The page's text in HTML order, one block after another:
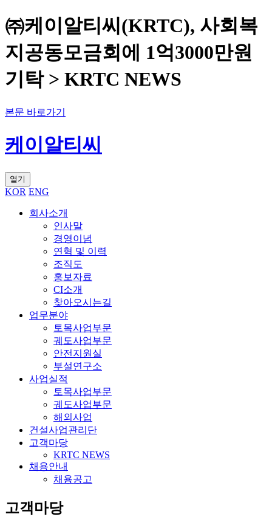
㈜케이알티씨(KRTC), 사회복
지공동모금회에 1억3000만원
기탁 > KRTC NEWS
본문 바로가기
케이알티씨
열기
KOR ENG
회사소개
인사말
경영이념
연혁 및 이력
조직도
홍보자료
CI소개
찾아오시는길
업무분야
토목사업부문
궤도사업부문
안전지원실
부설연구소
사업실적
토목사업부문
궤도사업부문
해외사업
건설사업관리단
고객마당
KRTC NEWS
채용안내
채용공고
고객마당